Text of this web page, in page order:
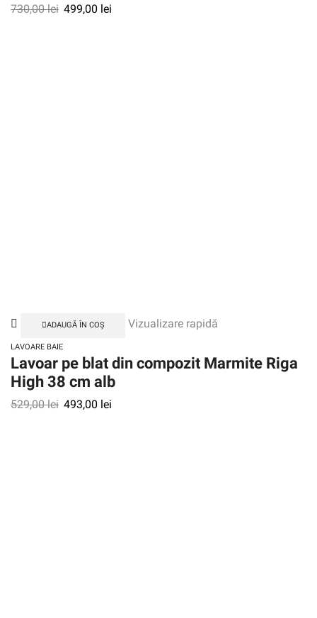
730,00lei 499,00 lei
ADAUGĂ ÎN COȘ Vizualizare rapidă
LAVOARE BAIE
Lavoar pe blat din compozit Marmite Riga
High 38 cm alb
529,00lei 493,00 lei